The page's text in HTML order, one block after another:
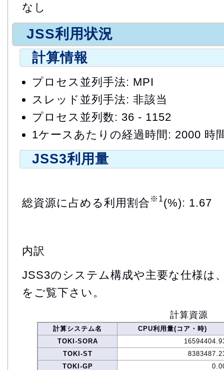
なし
JSS利用状況
計算情報
プロセス並列手法: MPI
スレッド並列手法: 非該当
プロセス並列数: 36 - 1152
1ケースあたりの経過時間: 2000 時
JSS3利用量
総資源に占める利用割合 ※1(%): 1.67
内訳
JSS3のシステム構成や主要な仕様は
をご覧下さい。
計算資源
計算システム名
CPU利用量(コア・時)
TOKI-SORA
TOKI-ST
TOKI-GP